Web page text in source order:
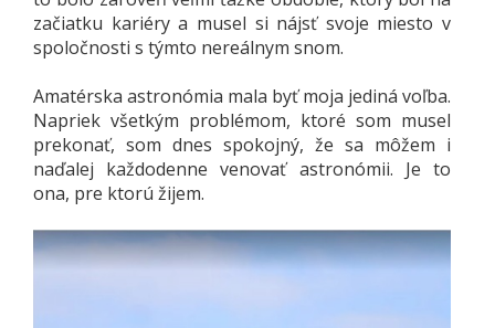
začiatku kariéry a musel si nájsť svoje miesto v
spoločnosti s týmto nereálnym snom.
Amatérska astronómia mala byť moja jediná voľba.
Napriek všetkým problémom, ktoré som musel
prekonať, som dnes spokojný, že sa môžem i
naďalej každodenne venovať astronómii. Je to
ona, pre ktorú žijem.